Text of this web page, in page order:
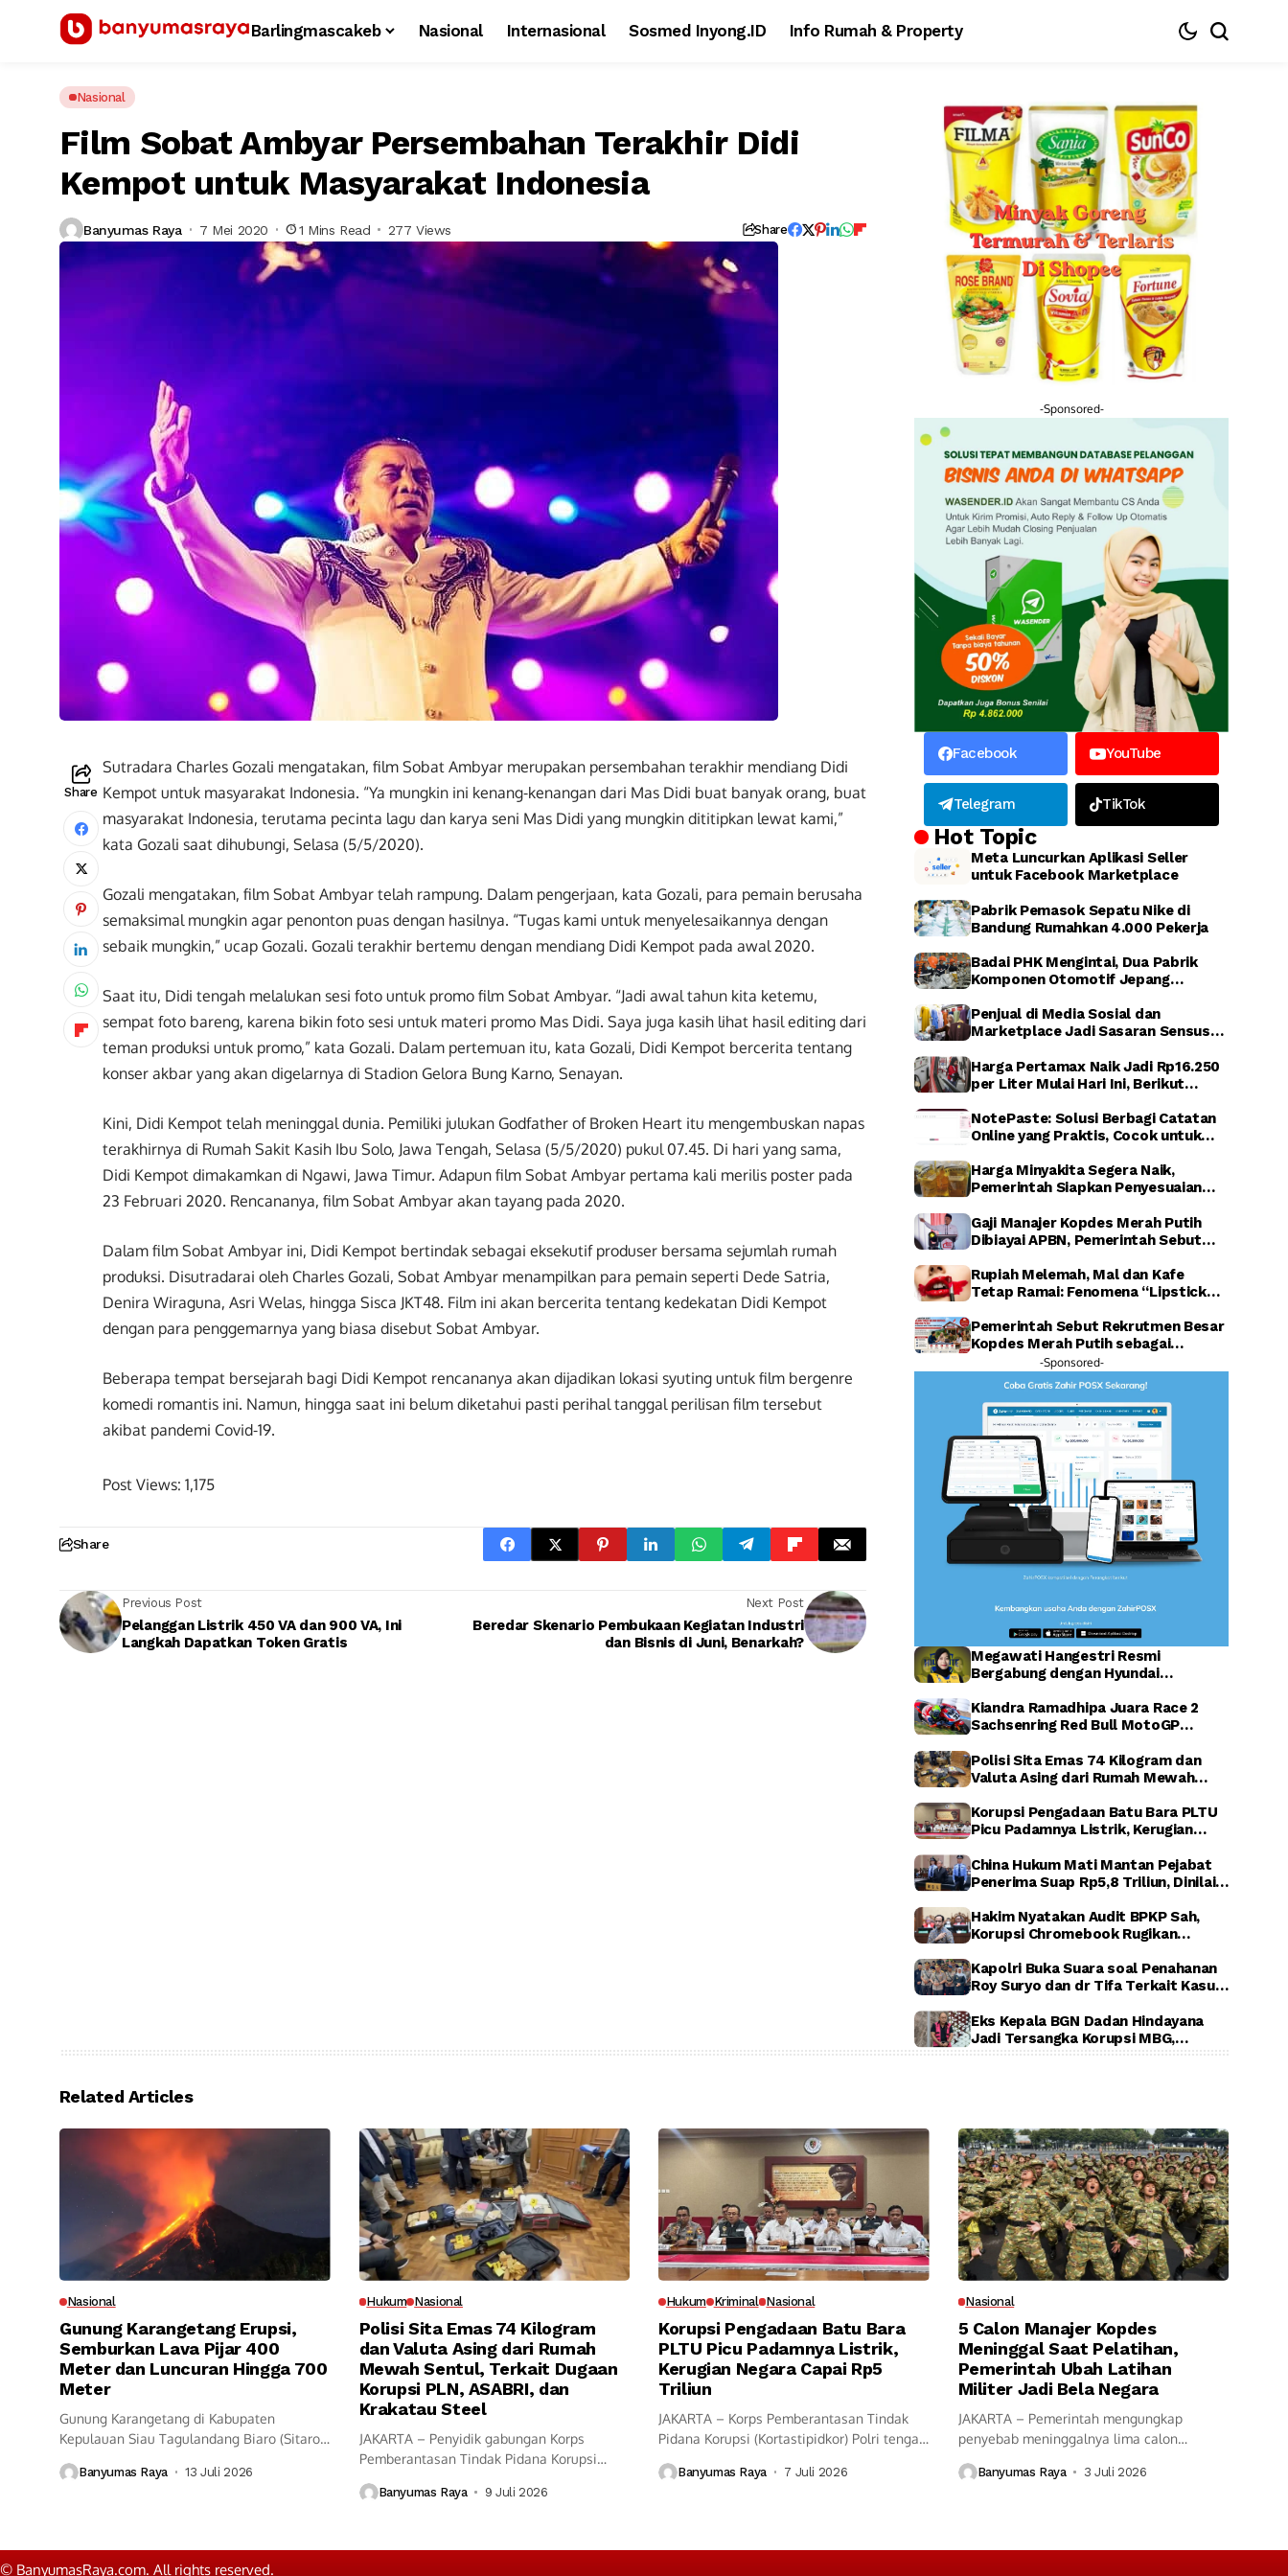
Barlingmascakeb Nasional Internasional Sosmed Inyong.ID Info Rumah & Property
Nasional
Film Sobat Ambyar Persembahan Terakhir Didi
Kempot untuk Masyarakat Indonesia
Banyumas Raya 7 Mei 2020 1 Mins Read 277 Views Share
Share
Sutradara Charles Gozali mengatakan, film Sobat Ambyar merupakan persembahan terakhir mendiang Didi
Kempot untuk masyarakat Indonesia. “Ya mungkin ini kenang-kenangan dari Mas Didi buat banyak orang, buat
masyarakat Indonesia, terutama pecinta lagu dan karya seni Mas Didi yang mungkin dititipkan lewat kami,”
kata Gozali saat dihubungi, Selasa (5/5/2020).
Gozali mengatakan, film Sobat Ambyar telah rampung. Dalam pengerjaan, kata Gozali, para pemain berusaha
semaksimal mungkin agar penonton puas dengan hasilnya. “Tugas kami untuk menyelesaikannya dengan
sebaik mungkin,” ucap Gozali. Gozali terakhir bertemu dengan mendiang Didi Kempot pada awal 2020.
Saat itu, Didi tengah melalukan sesi foto untuk promo film Sobat Ambyar. “Jadi awal tahun kita ketemu,
sempat foto bareng, karena bikin foto sesi untuk materi promo Mas Didi. Saya juga kasih lihat hasil editing dari
teman produksi untuk promo,” kata Gozali. Dalam pertemuan itu, kata Gozali, Didi Kempot bercerita tentang
konser akbar yang akan digelarnya di Stadion Gelora Bung Karno, Senayan.
Kini, Didi Kempot telah meninggal dunia. Pemiliki julukan Godfather of Broken Heart itu mengembuskan napas
terakhirnya di Rumah Sakit Kasih Ibu Solo, Jawa Tengah, Selasa (5/5/2020) pukul 07.45. Di hari yang sama,
Didi Kempot dimakamkan di Ngawi, Jawa Timur. Adapun film Sobat Ambyar pertama kali merilis poster pada
23 Februari 2020. Rencananya, film Sobat Ambyar akan tayang pada 2020.
Dalam film Sobat Ambyar ini, Didi Kempot bertindak sebagai eksekutif produser bersama sejumlah rumah
produksi. Disutradarai oleh Charles Gozali, Sobat Ambyar menampilkan para pemain seperti Dede Satria,
Denira Wiraguna, Asri Welas, hingga Sisca JKT48. Film ini akan bercerita tentang kedekatan Didi Kempot
dengan para penggemarnya yang biasa disebut Sobat Ambyar.
Beberapa tempat bersejarah bagi Didi Kempot rencananya akan dijadikan lokasi syuting untuk film bergenre
komedi romantis ini. Namun, hingga saat ini belum diketahui pasti perihal tanggal perilisan film tersebut
akibat pandemi Covid-19.
Post Views: 1,175
Share
Previous Post
Pelanggan Listrik 450 VA dan 900 VA, Ini
Langkah Dapatkan Token Gratis
Next Post
Beredar Skenario Pembukaan Kegiatan Industri
dan Bisnis di Juni, Benarkah?
-Sponsored-
Facebook YouTube
Telegram TikTok
Hot Topic
Meta Luncurkan Aplikasi Seller
untuk Facebook Marketplace
Pabrik Pemasok Sepatu Nike di
Bandung Rumahkan 4.000 Pekerja
Badai PHK Mengintai, Dua Pabrik
Komponen Otomotif Jepang
Penjual di Media Sosial dan
Marketplace Jadi Sasaran Sensus
Harga Pertamax Naik Jadi Rp16.250
per Liter Mulai Hari Ini, Berikut
NotePaste: Solusi Berbagi Catatan
Online yang Praktis, Cocok untuk
Harga Minyakita Segera Naik,
Pemerintah Siapkan Penyesuaian
Gaji Manajer Kopdes Merah Putih
Dibiayai APBN, Pemerintah Sebut
Rupiah Melemah, Mal dan Kafe
Tetap Ramai: Fenomena “Lipstick
Pemerintah Sebut Rekrutmen Besar
Kopdes Merah Putih sebagai
Investasi SDM Raksasa
-Sponsored-
Megawati Hangestri Resmi
Bergabung dengan Hyundai
Sambut Penuh Harapan
Kiandra Ramadhipa Juara Race 2
Sachsenring Red Bull MotoGP
Berkumandang di Jerman
Polisi Sita Emas 74 Kilogram dan
Valuta Asing dari Rumah Mewah
ASABRI, dan Krakatau Steel
Korupsi Pengadaan Batu Bara PLTU
Picu Padamnya Listrik, Kerugian
China Hukum Mati Mantan Pejabat
Penerima Suap Rp5,8 Triliun, Dinilai
Hakim Nyatakan Audit BPKP Sah,
Korupsi Chromebook Rugikan
Kapolri Buka Suara soal Penahanan
Roy Suryo dan dr Tifa Terkait Kasus
Eks Kepala BGN Dadan Hindayana
Jadi Tersangka Korupsi MBG,
Related Articles
Nasional
Gunung Karangetang Erupsi,
Semburkan Lava Pijar 400
Meter dan Luncuran Hingga 700
Meter
Gunung Karangetang di Kabupaten
Kepulauan Siau Tagulandang Biaro (Sitaro),
Banyumas Raya 13 Juli 2026
Hukum Nasional
Polisi Sita Emas 74 Kilogram
dan Valuta Asing dari Rumah
Mewah Sentul, Terkait Dugaan
Korupsi PLN, ASABRI, dan
Krakatau Steel
JAKARTA – Penyidik gabungan Korps
Pemberantasan Tindak Pidana Korupsi
Banyumas Raya 9 Juli 2026
Hukum Kriminal Nasional
Korupsi Pengadaan Batu Bara
PLTU Picu Padamnya Listrik,
Kerugian Negara Capai Rp5
Triliun
JAKARTA – Korps Pemberantasan Tindak
Pidana Korupsi (Kortastipidkor) Polri tengah
Banyumas Raya 7 Juli 2026
Nasional
5 Calon Manajer Kopdes
Meninggal Saat Pelatihan,
Pemerintah Ubah Latihan
Militer Jadi Bela Negara
JAKARTA – Pemerintah mengungkap
penyebab meninggalnya lima calon
Banyumas Raya 3 Juli 2026
© BanyumasRaya.com. All rights reserved.